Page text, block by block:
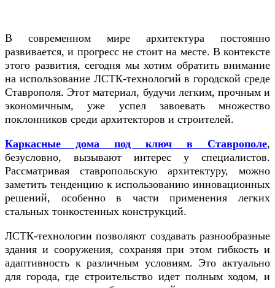
В современном мире архитектура постоянно
развивается, и прогресс не стоит на месте. В контексте
этого развития, сегодня мы хотим обратить внимание
на использование ЛСТК-технологий в городской среде
Ставрополя. Этот материал, будучи легким, прочным и
экономичным, уже успел завоевать множество
поклонников среди архитекторов и строителей.
Каркасные дома под ключ в Ставрополе,
безусловно, вызывают интерес у специалистов.
Рассматривая ставропольскую архитектуру, можно
заметить тенденцию к использованию инновационных
решений, особенно в части применения легких
стальных тонкостенных конструкций.
ЛСТК-технологии позволяют создавать разнообразные
здания и сооружения, сохраняя при этом гибкость и
адаптивность к различным условиям. Это актуально
для города, где строительство идет полным ходом, и